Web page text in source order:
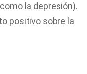
la depresión).
positivo sobre la